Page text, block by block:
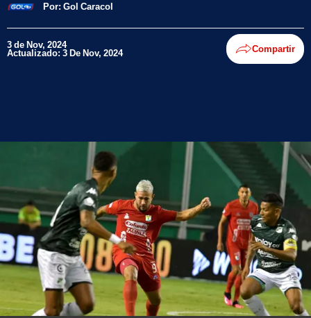
Por: Gol Caracol
3 de Nov, 2024
Actualizado: 3 De Nov, 2024 Compartir